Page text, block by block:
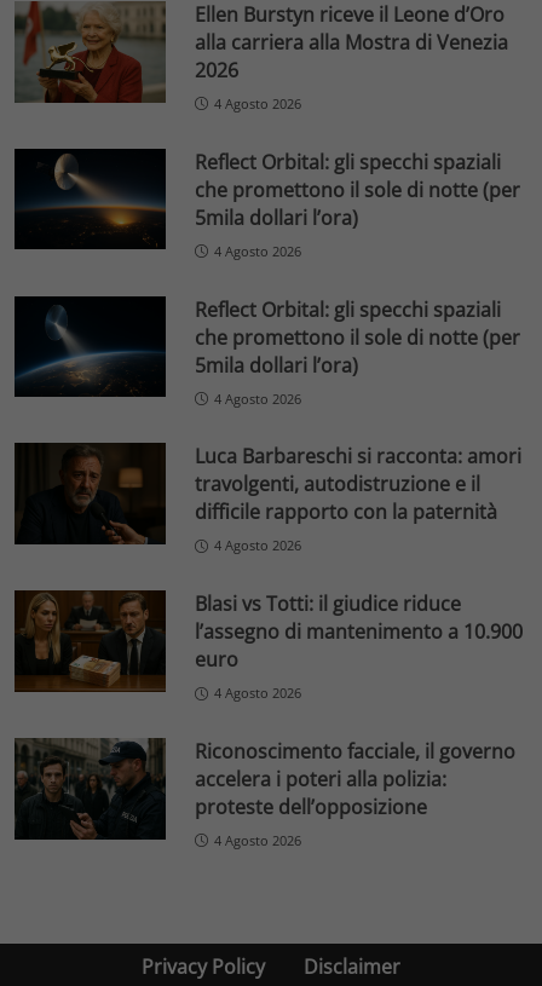
Ellen Burstyn riceve il Leone d’Oro
alla carriera alla Mostra di Venezia
2026
4 Agosto 2026
Reflect Orbital: gli specchi spaziali
che promettono il sole di notte (per
5mila dollari l’ora)
4 Agosto 2026
Reflect Orbital: gli specchi spaziali
che promettono il sole di notte (per
5mila dollari l’ora)
4 Agosto 2026
Luca Barbareschi si racconta: amori
travolgenti, autodistruzione e il
difficile rapporto con la paternità
4 Agosto 2026
Blasi vs Totti: il giudice riduce
l’assegno di mantenimento a 10.900
euro
4 Agosto 2026
Riconoscimento facciale, il governo
accelera i poteri alla polizia:
proteste dell’opposizione
4 Agosto 2026
Privacy Policy Disclaimer